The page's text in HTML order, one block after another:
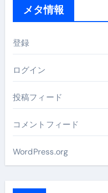
メタ情報
登録
ログイン
投稿フィード
コメントフィード
WordPress.org